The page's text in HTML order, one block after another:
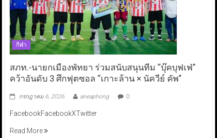
กีฬา
สภท.-นายกเมืองพัทยา ร่วมสนับสนุนทีม “บุ๊คบุฟเฟ่”
คว้าอันดับ 3 ศึกฟุตซอล “เกาะล้าน × นัควีย์ คัพ”
กรกฎาคม 6, 2026 aneaphong 0
FacebookFacebookXTwitter
Read More